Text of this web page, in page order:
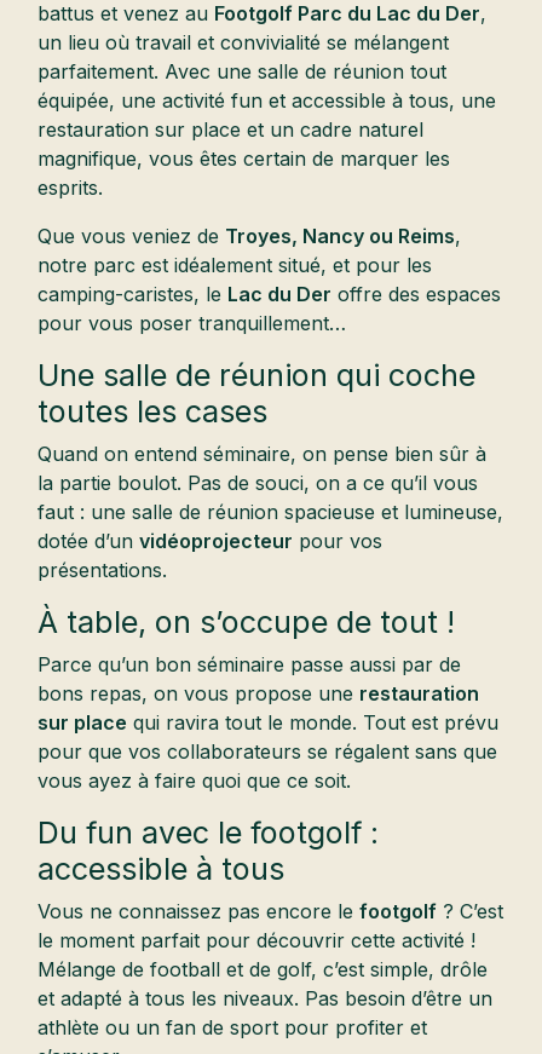
battus et venez au Footgolf Parc du Lac du Der,
un lieu où travail et convivialité se mélangent
parfaitement. Avec une salle de réunion tout
équipée, une activité fun et accessible à tous, une
restauration sur place et un cadre naturel
magnifique, vous êtes certain de marquer les
esprits.
Que vous veniez de Troyes, Nancy ou Reims,
notre parc est idéalement situé, et pour les
camping-caristes, le Lac du Der offre des espaces
pour vous poser tranquillement…
Une salle de réunion qui coche
toutes les cases
Quand on entend séminaire, on pense bien sûr à
la partie boulot. Pas de souci, on a ce qu’il vous
faut : une salle de réunion spacieuse et lumineuse,
dotée d’un vidéoprojecteur pour vos
présentations.
À table, on s’occupe de tout !
Parce qu’un bon séminaire passe aussi par de
bons repas, on vous propose une restauration
sur place qui ravira tout le monde. Tout est prévu
pour que vos collaborateurs se régalent sans que
vous ayez à faire quoi que ce soit.
Du fun avec le footgolf :
accessible à tous
Vous ne connaissez pas encore le footgolf? C’est
le moment parfait pour découvrir cette activité !
Mélange de football et de golf, c’est simple, drôle
et adapté à tous les niveaux. Pas besoin d’être un
athlète ou un fan de sport pour profiter et